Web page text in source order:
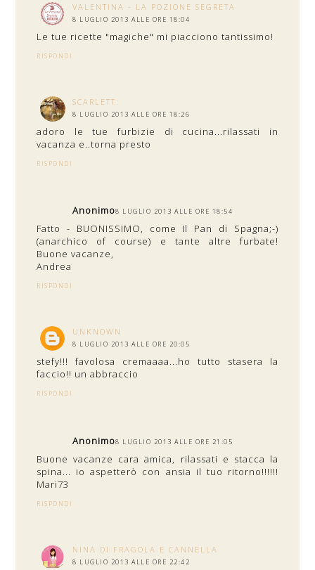
VALENTINA - LA POZIONE SEGRETA
8 LUGLIO 2013 ALLE ORE 18:04
Le tue ricette "magiche" mi piacciono tantissimo!
RISPONDI
SCARLETT:
8 LUGLIO 2013 ALLE ORE 18:26
adoro le tue furbizie di cucina...rilassati in
vacanza e..torna presto
RISPONDI
Anonimo8 LUGLIO 2013 ALLE ORE 18:54
Fatto - BUONISSIMO, come Il Pan di Spagna;-)
(anarchico of course) e tante altre furbate!
Buone vacanze,
Andrea
RISPONDI
UNKNOWN
8 LUGLIO 2013 ALLE ORE 20:05
stefy!!! favolosa cremaaaa...ho tutto stasera la
faccio!! un abbraccio
RISPONDI
Anonimo8 LUGLIO 2013 ALLE ORE 21:05
Buone vacanze cara amica, rilassati e stacca la
spina... io aspetterò con ansia il tuo ritorno!!!!!!
Mari73
RISPONDI
NINA DI FRAGOLA E CANNELLA
8 LUGLIO 2013 ALLE ORE 22:42